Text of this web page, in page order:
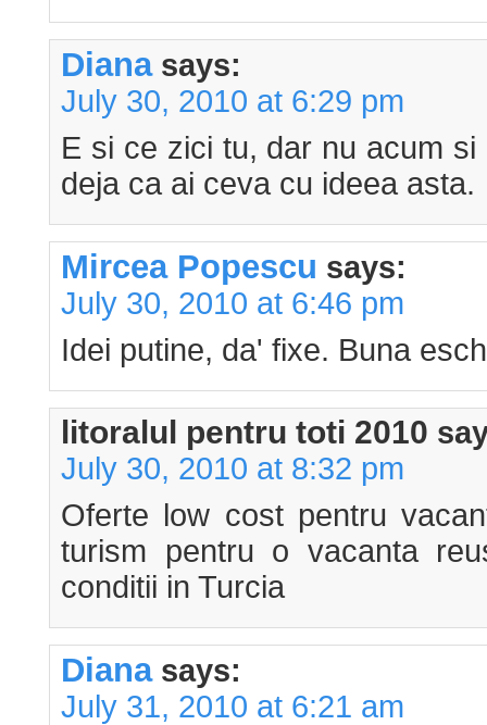
Diana says:
July 30, 2010 at 6:29 pm
E si ce zici tu, dar nu acum
deja ca ai ceva cu ideea asta.
Mircea Popescu says:
July 30, 2010 at 6:46 pm
Idei putine, da' fixe. Buna
litoralul pentru toti 2010
July 30, 2010 at 8:32 pm
Oferte low cost pentru
turism pentru o vacanta
conditii in Turcia
Diana says:
July 31, 2010 at 6:21 am